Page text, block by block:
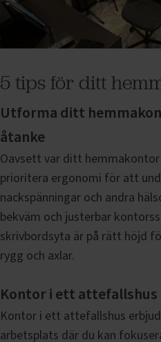
5 tips för ditt
Utforma ditt
åtanke
Oavsett var ditt
prioritera ergonomi för att
nackspänningar och andra
bekväm och justerbar
skrivbordsyta är på rätt höjd
rygg och axlar.
Kontor i ett attefallshus
Kontor i ett attefallshus
arbetsplats där du kan